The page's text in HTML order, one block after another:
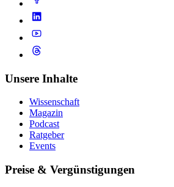
Unsere Inhalte
Wissenschaft
Magazin
Podcast
Ratgeber
Events
Preise & Vergünstigungen